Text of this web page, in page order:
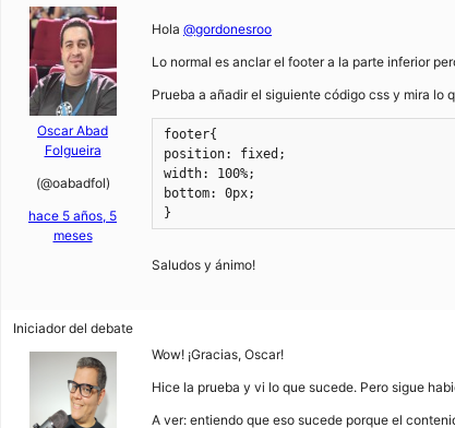
Oscar Abad
Folgueira
(@oabadfol)
hace 5 años, 5
meses
Hola @gordonesroo
Lo normal es anclar el footer a la parte inferior
Prueba a añadir el siguiente código css y mira lo
footer{
position: fixed;
width: 100%;
bottom: 0px;
}
Saludos y ánimo!
Iniciador del debate
Wow! ¡Gracias, Oscar!
Hice la prueba y vi lo que sucede. Pero sigue
A ver: entiendo que eso sucede porque el